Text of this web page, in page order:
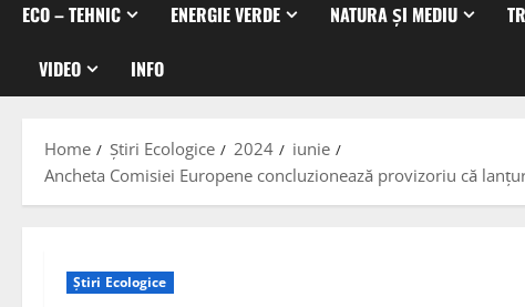
ECO – TEHNIC ENERGIE VERDE NATURA ȘI MEDIU
VIDEO INFO
Home Știri Ecologice 2024
iunie
Ancheta Comisiei Europene concluzionează provizoriu că
Știri Ecologice